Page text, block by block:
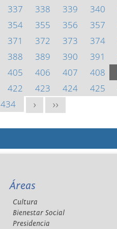
337 338 339 340
354 355 356 357
371 372 373 374
388 389 390 391
405 406 407 408
422 423 424 425
434 > >>
Áreas
Cultura
Bienestar Social
Presidencia